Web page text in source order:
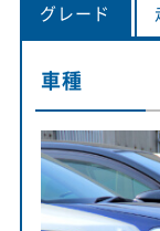
グレード
車種